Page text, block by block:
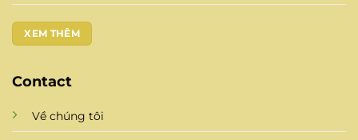
XEM THÊM
Contact
Về chúng tôi